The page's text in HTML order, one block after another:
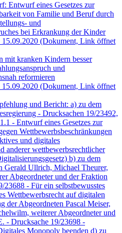
Entwurf eines Gesetzes zur
von Familie und Beruf durch
und
bei Erkrankung der Kinder
(Dokument, Link öffnet
mit kranken Kindern besser
und
reformieren
(Dokument, Link öffnet
und Bericht: a) zu dem
- Drucksachen 19/23492,
- Entwurf eines Gesetzes zur
Wettbewerbsbeschränkungen
und digitales
anderer wettbewerbsrechtlicher
b) zu dem
Gerald Ullrich, Michael Theurer,
Abgeordneter und der Fraktion
23688 - Für ein selbstbewusstes
Wettbewerbsrecht auf digitalen
der Abgeordneten Pascal Meiser,
weiterer Abgeordneter und
- Drucksache 19/23698 -
Monopoly beenden d) zu